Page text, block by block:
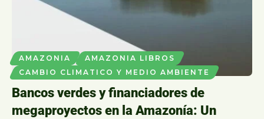
AMAZONIA
AMAZONIA LIBROS
CAMBIO CLIMATICO Y MEDIO AMBIENTE
Bancos verdes y financiadores de
megaproyectos en la Amazonía: Un